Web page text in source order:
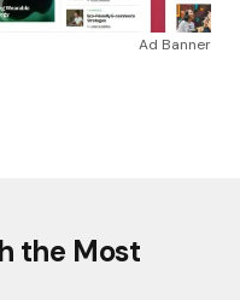
Ad Banner
the Most